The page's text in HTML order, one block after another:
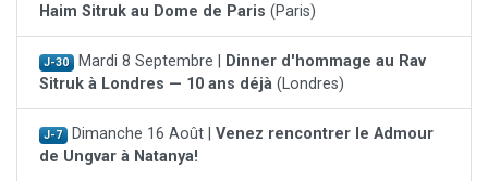
Haim Sitruk au Dome de Paris (Paris)
J-30 Mardi 8 Septembre |
Dinner d'hommage au Rav
Sitruk à Londres — 10 ans déjà (Londres)
J-7 Dimanche 16 Août | Venez rencontrer le Admour
de Ungvar à Natanya!